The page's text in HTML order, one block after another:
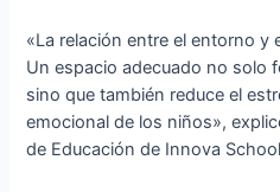
«La relación entre el entorno y
Un espacio adecuado no solo
sino que también reduce el
emocional de los niños»,
de Educación de Innova